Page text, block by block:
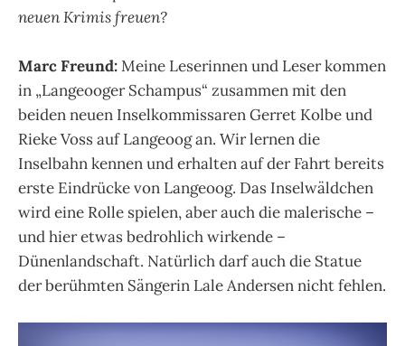
neuen Krimis freuen?
Marc Freund:Meine Leserinnen und Leser kommen
in „Langeooger Schampus“ zusammen mit den
beiden neuen Inselkommissaren Gerret Kolbe und
Rieke Voss auf Langeoog an. Wir lernen die
Inselbahn kennen und erhalten auf der Fahrt bereits
erste Eindrücke von Langeoog. Das Inselwäldchen
wird eine Rolle spielen, aber auch die malerische –
und hier etwas bedrohlich wirkende –
Dünenlandschaft. Natürlich darf auch die Statue
der berühmten Sängerin Lale Andersen nicht fehlen.